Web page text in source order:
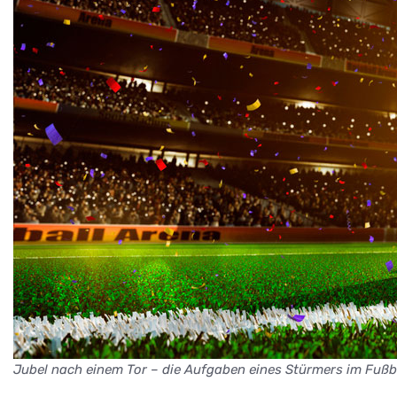
Jubel nach einem Tor – die Aufgaben eines Stürmers im